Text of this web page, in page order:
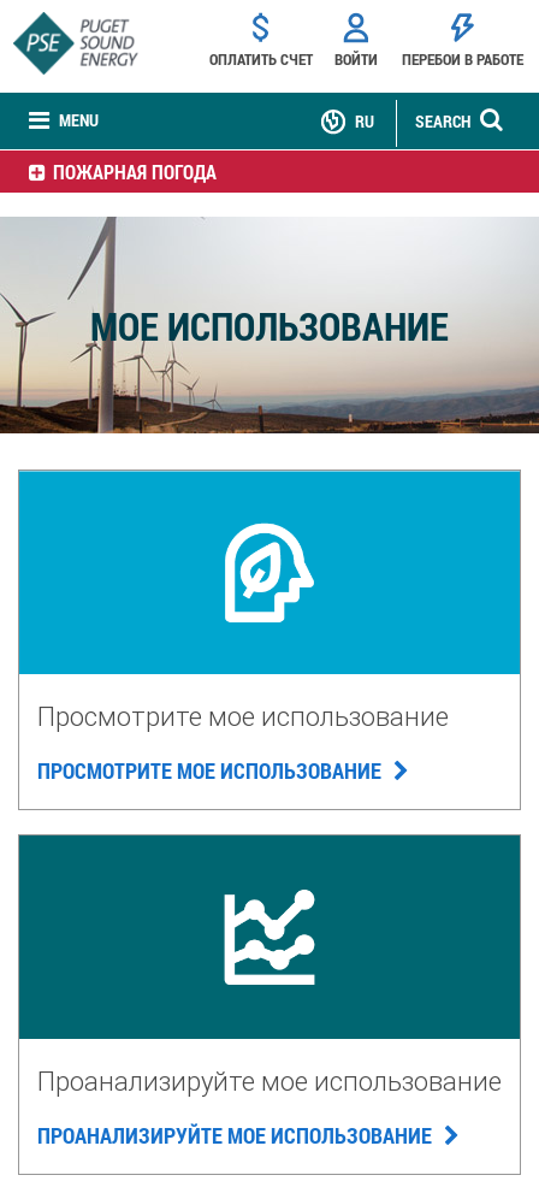
MENU
ОПЛАТИТЬ СЧЕТ ВОЙТИ ПЕРЕБОИ В РАБОТЕ
SEARCH
RU
ПОЖАРНАЯ ПОГОДА
МОЕ ИСПОЛЬЗОВАНИЕ
Просмотрите мое использование
ПРОСМОТРИТЕ МОЕ ИСПОЛЬЗОВАНИЕ
Проанализируйте мое использование
ПРОАНАЛИЗИРУЙТЕ МОЕ ИСПОЛЬЗОВАНИЕ